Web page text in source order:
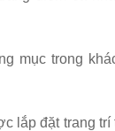
mục trong
lắp đặt trang